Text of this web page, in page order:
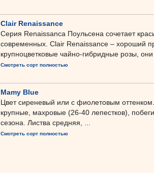
Clair Renaissance
Серия Renaissanca Поульсена сочетает
современных. Clair Renaissance – хороший
крупноцветковые чайно-гибридные розы,
Смотреть сорт полностью
Mamy Blue
Цвет сиреневый или с фиолетовым
крупные, махровые (26-40 лепестков),
сезона. Листва средняя, ...
Смотреть сорт полностью